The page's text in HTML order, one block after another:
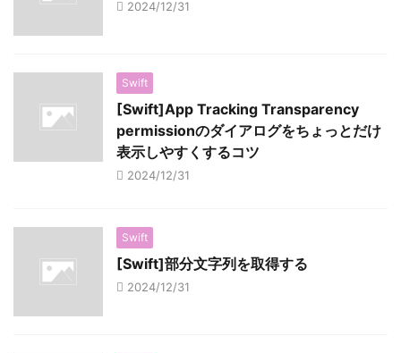
2024/12/31
Swift
[Swift]App Tracking Transparency
permissionのダイアログをちょっとだけ
表示しやすくするコツ
2024/12/31
Swift
[Swift]部分文字列を取得する
2024/12/31